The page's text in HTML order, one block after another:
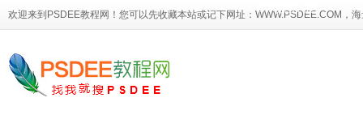
欢迎来到PSDEE教程网！您可以先收藏本站或记下网址： WWW.PSDEE.COM ，
Gif动画闪图